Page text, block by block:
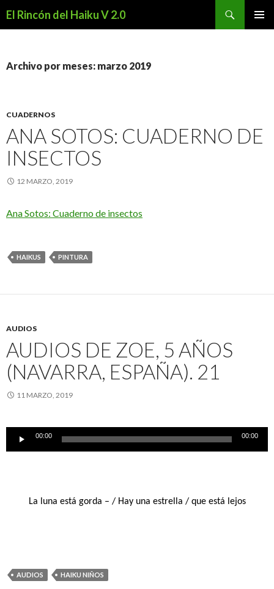
El Rincón del Haiku V 2.0
Archivo por meses: marzo 2019
CUADERNOS
ANA SOTOS: CUADERNO DE
INSECTOS
12 MARZO, 2019
Ana Sotos: Cuaderno de insectos
HAIKUS PINTURA
AUDIOS
AUDIOS DE ZOE, 5 AÑOS
(NAVARRA, ESPAÑA). 21
11 MARZO, 2019
Reproductor
audio
00:00 00:00
La luna está gorda – / Hay una estrella / que está lejos
AUDIOS HAIKU NIÑOS